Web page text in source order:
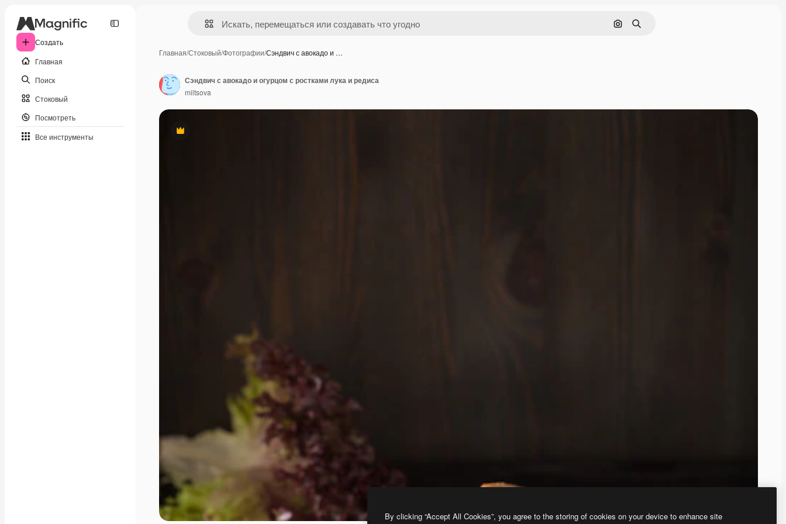
Создать
Главная
Поиск
Стоковый
Посмотреть
Все инструменты
Поиск по изображению
Поиск
Главная/Стоковый/Фотографии/Сэндвич с авокадо и …
Премиум
Сэндвич с авокадо и огурцом с ростками лука и редиса
miltsova
By clicking “Accept All Cookies”, you agree to the storing of cookies on your device to enhance site